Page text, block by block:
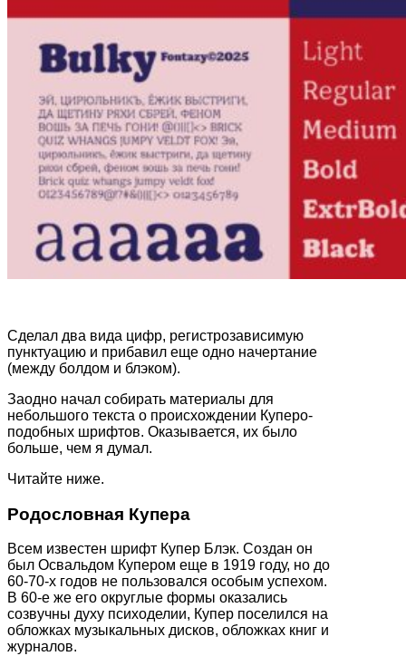
Сделал два вида цифр, регистрозависимую
пунктуацию и прибавил еще одно начертание
(между болдом и блэком).
Заодно начал собирать материалы для
небольшого текста о происхождении Куперо-
подобных шрифтов. Оказывается, их было
больше, чем я думал.
Читайте ниже.
Родословная Купера
Всем известен шрифт Купер Блэк. Создан он
был Освальдом Купером еще в 1919 году, но до
60-70-х годов не пользовался особым успехом.
В 60-е же его округлые формы оказались
созвучны духу психоделии, Купер поселился на
обложках музыкальных дисков, обложках книг и
журналов.